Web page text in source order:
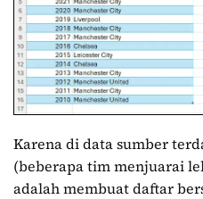
Karena di data sumber
(beberapa tim menjuarai
adalah membuat daftar